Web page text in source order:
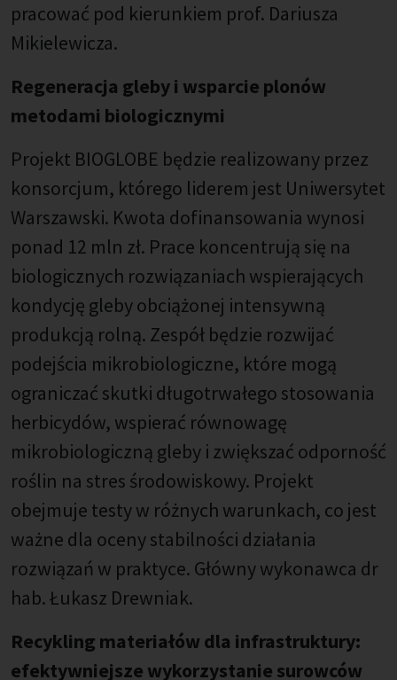
pracować pod kierunkiem prof. Dariusza
Mikielewicza.
Regeneracja gleby i wsparcie plonów
metodami biologicznymi
Projekt BIOGLOBE będzie realizowany przez
konsorcjum, którego liderem jest Uniwersytet
Warszawski. Kwota dofinansowania wynosi
ponad 12 mln zł. Prace koncentrują się na
biologicznych rozwiązaniach wspierających
kondycję gleby obciążonej intensywną
produkcją rolną. Zespół będzie rozwijać
podejścia mikrobiologiczne, które mogą
ograniczać skutki długotrwałego stosowania
herbicydów, wspierać równowagę
mikrobiologiczną gleby i zwiększać odporność
roślin na stres środowiskowy. Projekt
obejmuje testy w różnych warunkach, co jest
ważne dla oceny stabilności działania
rozwiązań w praktyce. Główny wykonawca dr
hab. Łukasz Drewniak.
Recykling materiałów dla infrastruktury:
efektywniejsze wykorzystanie surowców